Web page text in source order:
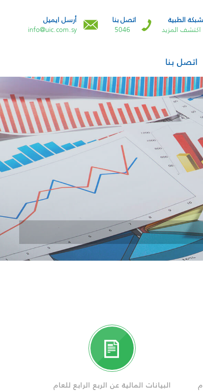
أرسل ايميل
info@uic.com.sy
اتصل بنا
5046
الطبية
اكتشف المزيد
اتصل بنا
البيانات المالية عن الربع الرابع للعام